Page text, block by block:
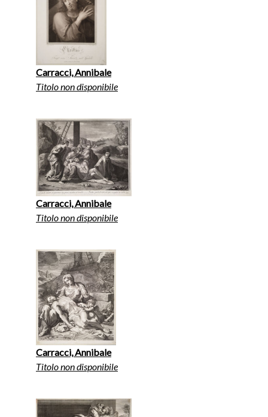
Carracci, Annibale
Titolo non disponibile
Carracci, Annibale
Titolo non disponibile
Carracci, Annibale
Titolo non disponibile